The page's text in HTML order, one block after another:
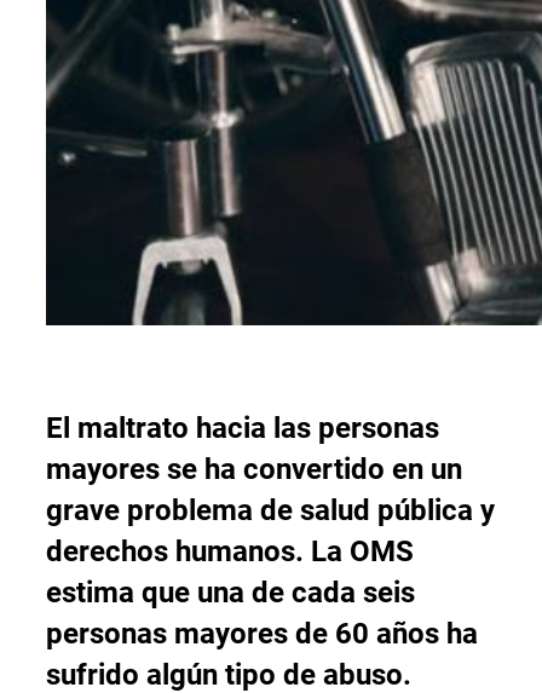
El maltrato hacia las personas
mayores se ha convertido en un
grave problema de salud pública y
derechos humanos. La OMS
estima que una de cada seis
personas mayores de 60 años ha
sufrido algún tipo de abuso.